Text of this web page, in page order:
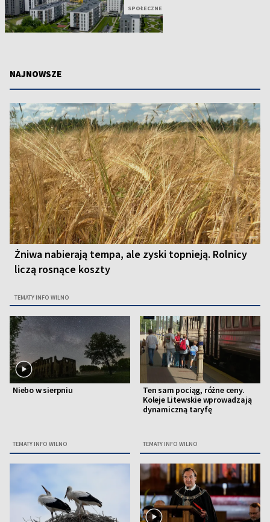
SPOŁECZNE
NAJNOWSZE
Żniwa nabierają tempa, ale zyski topnieją. Rolnicy
liczą rosnące koszty
TEMATY INFO WILNO
Niebo w sierpniu
TEMATY INFO WILNO
Ten sam pociąg, różne ceny.
Koleje Litewskie wprowadzają
dynamiczną taryfę
TEMATY INFO WILNO